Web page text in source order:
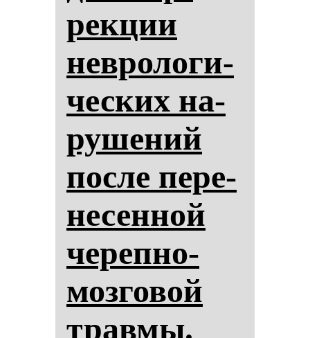
рек­ции
нев­ро­ло­ги­
чес­ких на­
ру­ше­ний
пос­ле пе­ре­
не­сен­ной
че­реп­но-
моз­го­вой
трав­мы.